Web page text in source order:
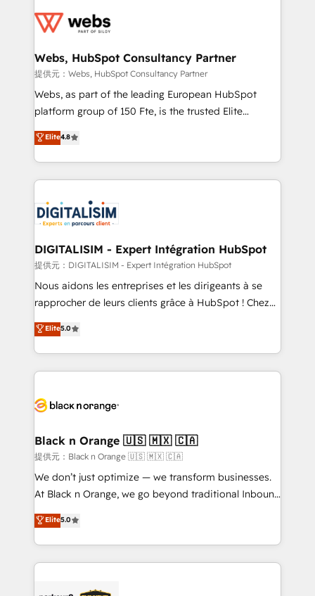
the first time 🔧 Designing and optimising your
and build using HubSpot 🔌 Integrating HubSpot
with other systems 🎓 Training your teams to be
HubSpot pros 📊 Lead generation services using
HubSpot Why us? - SIX HubSpot Accreditations -
CRM, Solutions Architecture, Onboarding , Data
Migration, Custom Integration & Platform
team of 25+ experts Contact us today to help you
get more from your investment in HubSpot.
Webs, HubSpot Consultancy Partner
提供元：Webs, HubSpot Consultancy Partner
Webs, as part of the leading European HubSpot
platform group of 150 Fte, is the trusted Elite
HubSpot CRM Partner offering you a roadmap on
maximizing EBITDA and achieving Commercial
Excellence. With our targeted processes, we
strengthen your digital transformation and minimize
Implementation partner, we provide expertise to
drive your business forward. Since 2015 we are fully
dedicated to HubSpot and with an experienced
team (50+), we work with reputable companies in
B2B sectors such as manufacturing, SaaS and
business services. We prepare a customized
impact of your digital transformation, including a
detailed financial rationale with a focus on ROI and
embark on a transformational journey that sets your
business up for long-term success. Unlock your
business. If not now, when?
Elite4.8
DIGITALISIM - Expert Intégration HubSpot
提供元：DIGITALISIM - Expert Intégration HubSpot
Nous aidons les entreprises et les dirigeants à se
rapprocher de leurs clients grâce à HubSpot ! Chez
DIGITALISIM, nous avons l'intime conviction que la
réussite des entreprises passe par l’innovation web,
le marketing digital, et la relation client ! C'est
pourquoi, nos experts sont à la fois capables de
référencement, votre stratégie digitale et le pilotage
projet HubSpot avec DIGITALISIM : 🧽 Nettoyage,
migration et intégration des bases de données. 🚀
Développement des interfaces avec vos logiciels
métiers ⚙️ Configuration de la plateforme HubSpot
Book Process & Guidelines utilisateurs 🎓
Formations des utilisateurs
Elite5.0
Black n Orange 🇺🇸 🇲🇽 🇨🇦
提供元：Black n Orange 🇺🇸 🇲🇽 🇨🇦
We don’t just optimize — we transform businesses.
At Black n Orange, we go beyond traditional Inbound
Marketing with our exclusive methodologies:
BOOMS and BOOST. Together, they form a powerful
combination that has driven success for over 800
businesses worldwide. As Elite HubSpot Partners, we
Elite5.0